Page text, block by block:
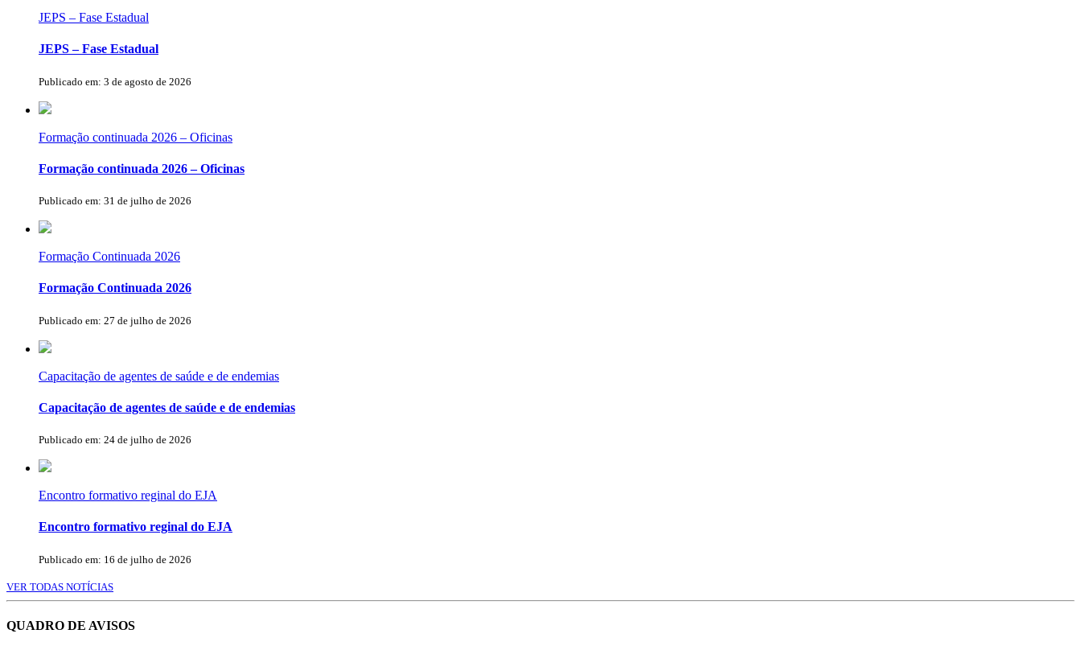
JEPS – Fase Estadual
JEPS – Fase Estadual
Publicado em: 3 de agosto de 2026
Formação continuada 2026 – Oficinas
Formação continuada 2026 – Oficinas
Publicado em: 31 de julho de 2026
Formação Continuada 2026
Formação Continuada 2026
Publicado em: 27 de julho de 2026
Capacitação de agentes de saúde e de endemias
Capacitação de agentes de saúde e de endemias
Publicado em: 24 de julho de 2026
Encontro formativo reginal do EJA
Encontro formativo reginal do EJA
Publicado em: 16 de julho de 2026
VER TODAS NOTÍCIAS
QUADRO DE AVISOS